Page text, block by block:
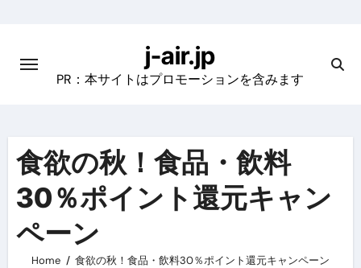
content
j-air.jp
PR：本サイトはプロモーションを含みます
食欲の秋！食品・飲料
30％ポイント還元キャン
ペーン
Home 食欲の秋！食品・飲料30％ポイント還元キャンペーン